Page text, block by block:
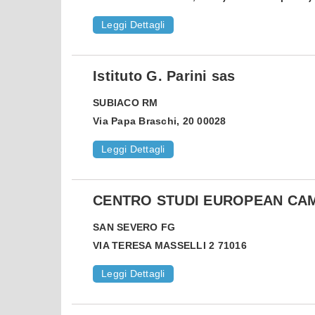
Leggi Dettagli
Istituto G. Parini sas
SUBIACO RM
Via Papa Braschi, 20 00028
Leggi Dettagli
CENTRO STUDI EUROPEAN
SAN SEVERO FG
VIA TERESA MASSELLI 2 71016
Leggi Dettagli